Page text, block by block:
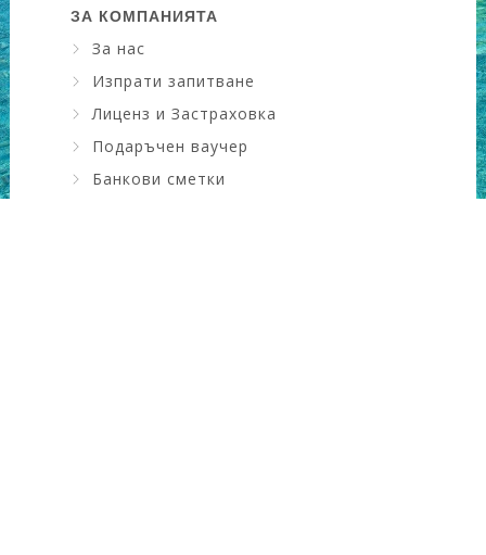
ЗА КОМПАНИЯТА
За нас
Изпрати запитване
Лиценз и Застраховка
Подаръчен ваучер
Банкови сметки